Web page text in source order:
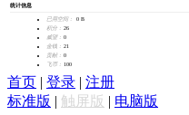
统计信息
已用空间：
0 B
积分： 26
威望： 0
金钱： 21
贡献： 0
飞币：
100
首页 | 登录 | 注册
标准版 | 触屏版 | 电脑版